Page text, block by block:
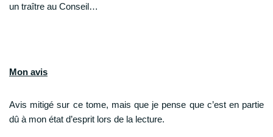
un traître au Conseil…
Mon avis
Avis mitigé sur ce tome, mais que je pense que c’est en partie
dû à mon état d’esprit lors de la lecture.